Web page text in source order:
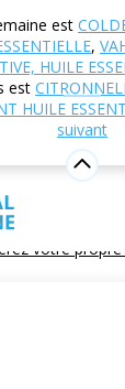
est
,
HUILE
est
HUILE
suivant
en ligne
039 -
forme
votre